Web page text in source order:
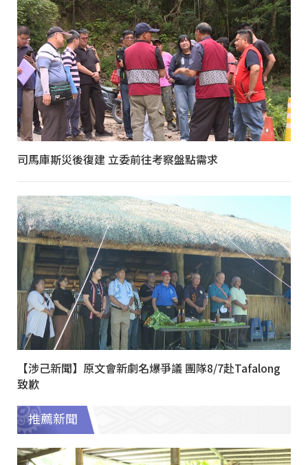
司馬庫斯災後復建 立委前往考察盤點需求
【涉己新聞】原文會新劇名爆爭議 團隊8/7赴Tafalong
致歉
推薦新聞